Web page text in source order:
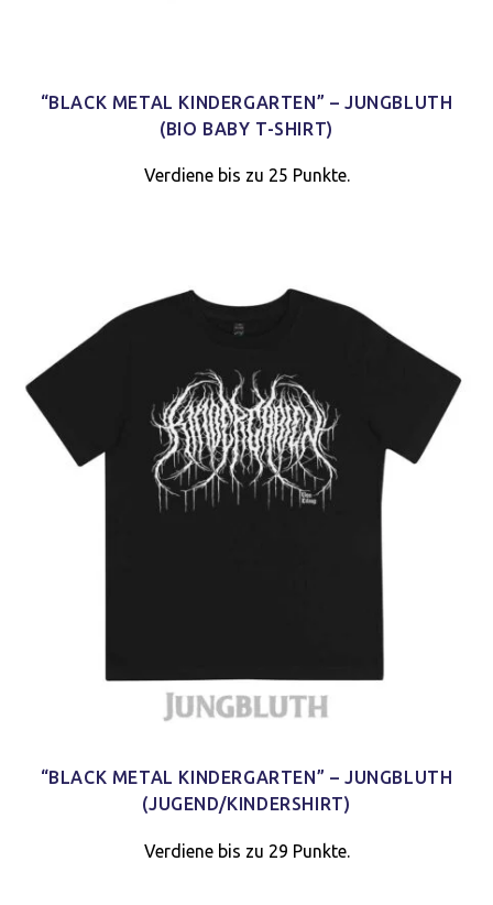
“BLACK METAL KINDERGARTEN” – JUNGBLUTH
(BIO BABY T-SHIRT)
Verdiene bis zu 25 Punkte.
“BLACK METAL KINDERGARTEN” – JUNGBLUTH
(JUGEND/KINDERSHIRT)
Verdiene bis zu 29 Punkte.